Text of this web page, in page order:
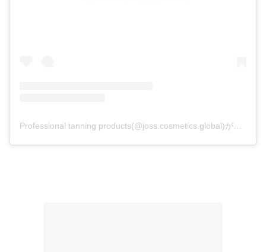
Professional tanning products(@joss.cosmetics.global)がシェアした投稿